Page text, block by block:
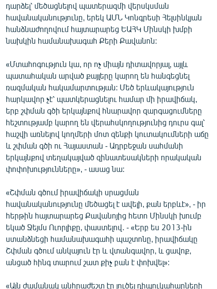
ՓՈԴՔԱՍԹ
Հայերեն
Русский
ՀԵՏԵՎԵՔ ՄԵԶ
«Ազատության» բոլոր կայքերը
դարձել՝ մեծացնելով պատերազմի վերսկսման
հավանականությունը, երեկ ԱՄՆ Կոնգրեսի Հելսինկյան
հանձնաժողովում հայտարարեց ԵԱՀԿ Մինսկի խմբի
նախկին համանախագահ Քերի Քավանոն:
«Մտահոգություն կա, որ ոչ միայն դիտավորյալ, այլև
պատահական արված քայլերը կարող են հանգեցնել
ռազմական հակամարտության: Մեծ երևակայություն
հարկավոր չէ՝ պատկերացնելու համար մի իրավիճակ,
երբ շփման գծի երկայնքով հնարավոր զարգացումները
հեշտությամբ կարող են վերահսկողությունից դուրս գալ՝
հաշվի առնելով կողմերի մոտ զենքի կուտակումների աճը
և շփման գծի ու Հայաստան - Ադրբեջան սահմանի
երկայնքով տեղակայված զինատեսակների որակական
փոփոխությունները», - ասաց նա:
«Շփման գծում իրավիճակի սրացման
հավանականությունը մեծացել է ավելի, քան երբևէ», - իր
հերթին հայտարարեց Քավանոյից հետո Մինսկի խումբ
եկած Ջեյմս Ուորլիքը, փաստելով․ - «Երբ ես 2013-ին
ստանձնեցի համանախագահի պաշտոնը, իրավիճակը
Շփման գծում անկայուն էր և վտանգավոր, և ցավոք,
անցած հինգ տարում շատ քիչ բան է փոխվել»:
«Այն ժամանակ անհրաժեշտ էր լուծել դիպուկահարների